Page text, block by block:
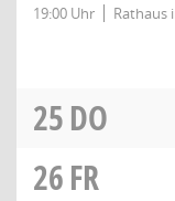
19:00 Uhr Rathaus
25DO
26FR